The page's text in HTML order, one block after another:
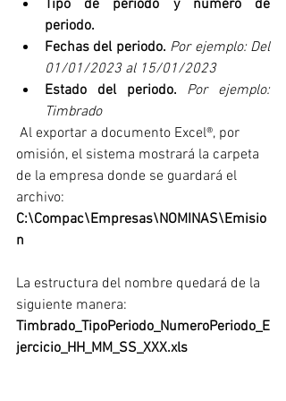
Tipo de periodo y número de
periodo.
Fechas del periodo. Por ejemplo: Del
01/01/2023 al 15/01/2023
Estado del periodo.
Por ejemplo:
Timbrado
omisión, el sistema mostrará la carpeta
de la empresa donde se guardará el
archivo:
C:\Compac\Empresas\NOMINAS\Emisio
n
La estructura del nombre quedará de la
siguiente manera:
Timbrado_TipoPeriodo_NumeroPeriodo_E
jercicio_HH_MM_SS_XXX.xls